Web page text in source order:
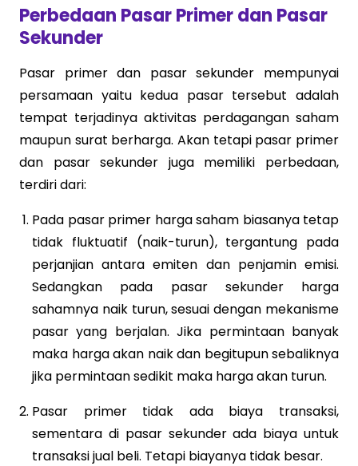
Perbedaan Pasar Primer dan Pasar
Sekunder
Pasar primer dan pasar sekunder mempunyai
persamaan yaitu kedua pasar tersebut adalah
tempat terjadinya aktivitas perdagangan saham
maupun surat berharga. Akan tetapi pasar primer
dan pasar sekunder juga memiliki perbedaan,
terdiri dari:
Pada pasar primer harga saham biasanya tetap
tidak fluktuatif (naik-turun), tergantung pada
perjanjian antara emiten dan penjamin emisi.
Sedangkan pada pasar sekunder harga
sahamnya naik turun, sesuai dengan mekanisme
pasar yang berjalan. Jika permintaan banyak
maka harga akan naik dan begitupun sebaliknya
jika permintaan sedikit maka harga akan turun.
Pasar primer tidak ada biaya transaksi,
sementara di pasar sekunder ada biaya untuk
transaksi jual beli. Tetapi biayanya tidak besar.